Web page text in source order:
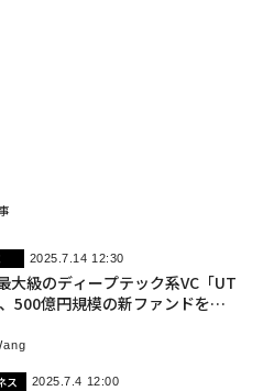
2025.7.14 12:30
大級のディープテック系VC「UT
500億円規模の新ファンドを組
ス 2025.7.4 12:00